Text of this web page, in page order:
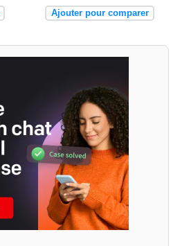
Ajouter pour comparer